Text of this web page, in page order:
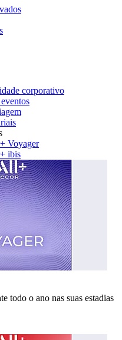
corporativo
Voyager
ibis
todo o ano nas suas estadias